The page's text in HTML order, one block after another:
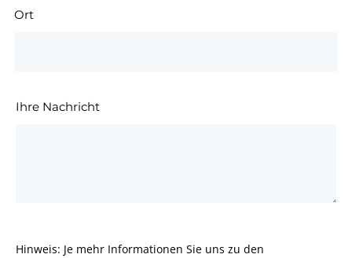
Ort
Ihre Nachricht
Hinweis: Je mehr Informationen Sie uns zu den